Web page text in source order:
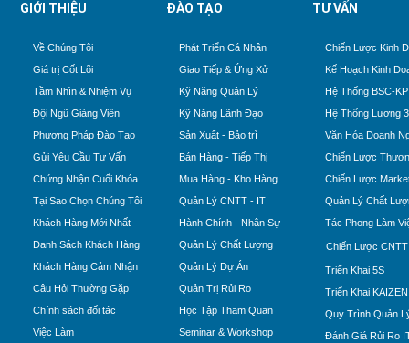
GIỚI THIỆU
Về Chúng Tôi
Giá trị Cốt Lõi
Tầm Nhìn & Nhiệm Vụ
Đội Ngũ Giảng Viên
Phương Pháp Đào Tạo
Gửi Yêu Cầu Tư Vấn
Chứng Nhận Cuối Khóa
Tại Sao Chọn Chúng Tôi
Khách Hàng Mới Nhất
Danh Sách Khách Hàng
Khách Hàng Cảm Nhận
Câu Hỏi Thường Gặp
Chính sách đối tác
Việc Làm
ĐÀO TẠO
Phát Triển Cá Nhân
Giao Tiếp & Ứng Xử
Kỹ Năng Quản Lý
Kỹ Năng Lãnh Đạo
Sản Xuất - Bảo trì
Bán Hàng - Tiếp Thị
Mua Hàng - Kho Hàng
Quản Lý CNTT - IT
Hành Chính - Nhân Sự
Quản Lý Chất Lượng
Quản Lý Dự Án
Quản Trị Rủi Ro
Học Tập Tham Quan
Seminar & Workshop
TƯ VẤN
Chiến Lược Kinh
Kế Hoạch Kinh
Hệ Thống BSC-
Hệ Thống Lương
Văn Hóa Doanh
Chiến Lược
Chiến Lược
Quản Lý Chất
Tác Phong Làm
Chiến Lược CNTT
Triển Khai 5S
Triển Khai KAIZEN
Quy Trình Quản
Đánh Giá Rủi Ro